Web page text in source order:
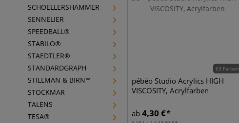
SCHOELLERSHAMMER
SENNELIER
SPEEDBALL®
STABILO®
STAEDTLER®
STANDARDGRAPH
STILLMAN & BIRN™
STOCKMAR
TALENS
TESA®
63 Farben
pébéo Studio Acrylics HIGH
VISCOSITY, Acrylfarben
ab 4,30 €